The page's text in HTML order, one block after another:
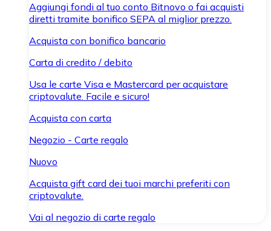
Aggiungi fondi al tuo conto Bitnovo o fai acquisti
diretti tramite bonifico SEPA al miglior prezzo.
Acquista con bonifico bancario
Carta di credito / debito
Usa le carte Visa e Mastercard per acquistare
criptovalute. Facile e sicuro!
Acquista con carta
Negozio - Carte regalo
Nuovo
Acquista gift card dei tuoi marchi preferiti con
criptovalute.
Vai al negozio di carte regalo